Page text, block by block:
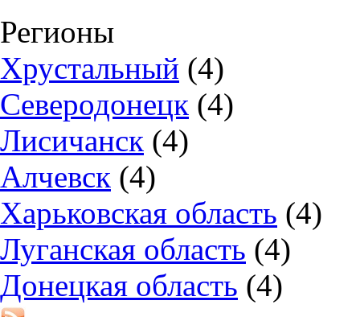
Регионы
Хрустальный (4)
Северодонецк (4)
Лисичанск (4)
Алчевск (4)
Харьковская область (4)
Луганская область (4)
Донецкая область (4)